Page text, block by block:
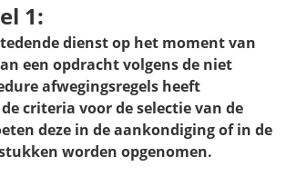
1:
dienst op het moment van
een opdracht volgens de niet
afwegingsregels heeft
criteria voor de selectie van de
deze in de aankondiging of in de
worden opgenomen.